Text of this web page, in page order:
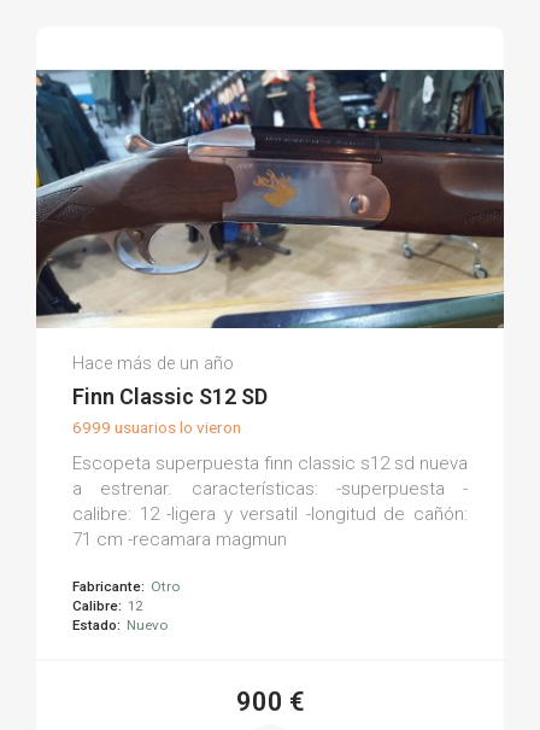
Armería La Torre M.
(0)
Hace más de un año
Finn Classic S12 SD
6999 usuarios lo vieron
Escopeta superpuesta finn classic s12 sd nueva
a estrenar. características: -superpuesta -
calibre: 12 -ligera y versatil -longitud de cañón:
71 cm -recamara magmun
Fabricante: Otro
Calibre: 12
Estado: Nuevo
900 €